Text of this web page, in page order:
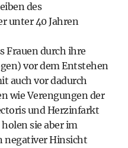
des
unter 40 Jahren
Frauen durch ihre
vor dem Entstehen
auch vor dadurch
wie Verengungen der
und Herzinfarkt
sie aber im
negativer Hinsicht